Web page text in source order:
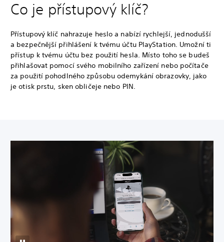
Co je přístupový klíč?
Přístupový klíč nahrazuje heslo a nabízí rychlejší, jednodušší
a bezpečnější přihlášení k tvému účtu PlayStation. Umožní ti
přístup k tvému účtu bez použití hesla. Místo toho se budeš
přihlašovat pomocí svého mobilního zařízení nebo počítače
za použití pohodlného způsobu odemykání obrazovky, jako
je otisk prstu, sken obličeje nebo PIN.